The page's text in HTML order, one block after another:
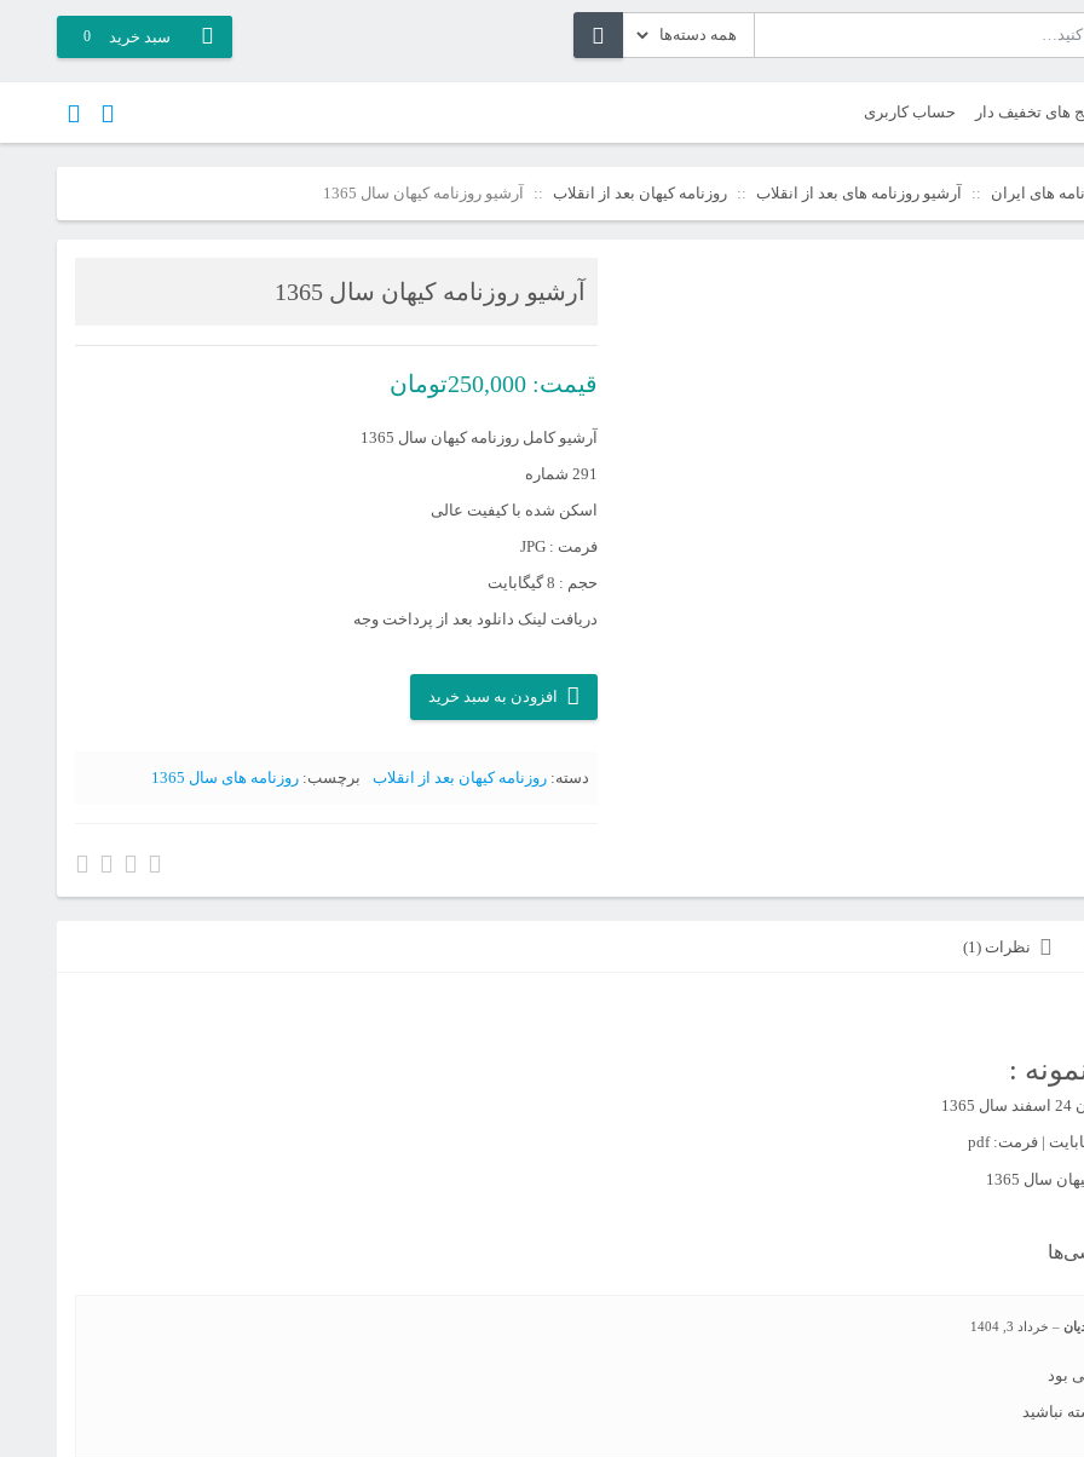
سبد خرید 0
های تخفیف دار حساب کاربری
های ایران آرشیو روزنامه های بعد از انقلاب روزنامه کیهان بعد از انقلاب آرشیو روزنامه کیهان سال 1365
آرشیو روزنامه کیهان سال 1365
قیمت: 250,000تومان
آرشیو کامل روزنامه کیهان سال 1365
291 شماره
اسکن شده با کیفیت عالی
فرمت : JPG
حجم : 8 گیگابایت
دریافت لینک دانلود بعد از پرداخت وجه
آرشیو
روزنامه
افزودن به سبد خرید
دسته: روزنامه کیهان بعد از انقلاب برچسب: روزنامه های سال 1365
نظرات (1)
:
– خرداد 3, 1404
بود
نباشید